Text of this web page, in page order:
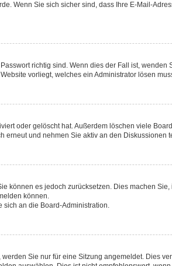
Wenn Sie sich sicher sind, dass Ihre E-Mail-
richtig sind. Wenn dies der Fall ist,
vorliegt, welches ein Administrator lösen
oder gelöscht hat. Außerdem löschen viele
erneut und nehmen Sie aktiv an den Diskussionen
können es jedoch zurücksetzen. Dies machen
können.
sich an die Board-Administration.
Sie nur für eine Sitzung angemeldet. Dies